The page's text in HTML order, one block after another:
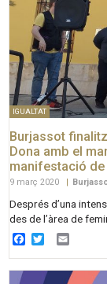
IGUALTAT
Burjassot
Dona amb el
manifestació de
9 març 2020
Després d’una
des de l’àrea de
Facebook
Twitter